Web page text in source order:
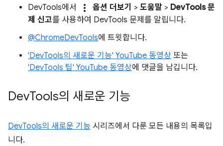
DevTools에서
more_vert 옵션 더보기 > 도움말 > DevTools 문
제 신고를 사용하여 DevTools 문제를 알립니다.
@ChromeDevTools에 트윗합니다.
'DevTools의 새로운 기능' YouTube 동영상 또는
'DevTools 팁' YouTube 동영상에 댓글을 남깁니다.
DevTools의 새로운 기능
DevTools의 새로운 기능 시리즈에서 다룬 모든 내용의 목록입
니다.